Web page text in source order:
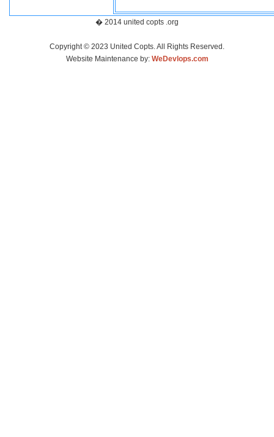
� 2014 united copts .org
Copyright © 2023 United Copts. All Rights Reserved.
Website Maintenance by: WeDevlops.com